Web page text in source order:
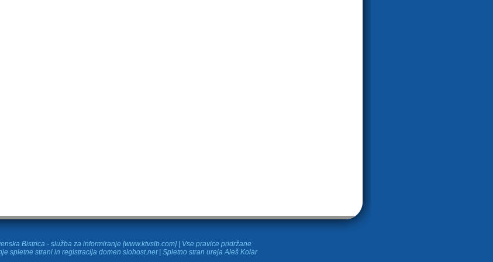
Bistrica - služba za informiranje [www.ktvslb.com] | Vse pravice pridržane
spletne strani in registracija domen slohost.net | Spletno stran ureja Aleš Kolar